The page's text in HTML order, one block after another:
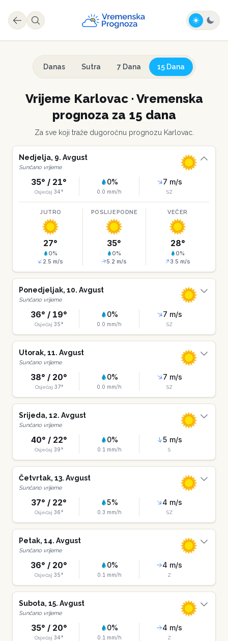
Danas Sutra 7 Dana 15 Dana
Vrijeme Karlovac· Vremenska
prognoza za 15 dana
Za sve koji traže dugoročnu prognozu Karlovac.
Nedjelja, 9. Avgust
Sunčano vrijeme
35° / 21°
Osjećaj 34°
0%
0.0 mm/h
7 m/s
SZ
JUTRO
27°
0%
2.5 m/s
POSLIJEPODNE
35°
0%
5.2 m/s
VEČER
28°
0%
3.5 m/s
Ponedjeljak, 10. Avgust
Sunčano vrijeme
36° / 19°
Osjećaj 35°
0%
0.0 mm/h
7 m/s
SZ
Utorak, 11. Avgust
Sunčano vrijeme
38° / 20°
Osjećaj 37°
0%
0.0 mm/h
7 m/s
SZ
Srijeda, 12. Avgust
Sunčano vrijeme
40° / 22°
Osjećaj 39°
0%
0.1 mm/h
5 m/s
S
Četvrtak, 13. Avgust
Sunčano vrijeme
37° / 22°
Osjećaj 36°
5%
0.3 mm/h
4 m/s
SZ
Petak, 14. Avgust
Sunčano vrijeme
36° / 20°
Osjećaj 35°
0%
0.1 mm/h
4 m/s
Z
Subota, 15. Avgust
Sunčano vrijeme
35° / 20°
Osjećaj 34°
0%
0.1 mm/h
4 m/s
Z